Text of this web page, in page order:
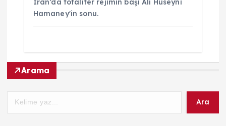
İran’da totaliter rejimin başı Ali Hüseyni
Hamaney'in sonu.
Arama
Ara